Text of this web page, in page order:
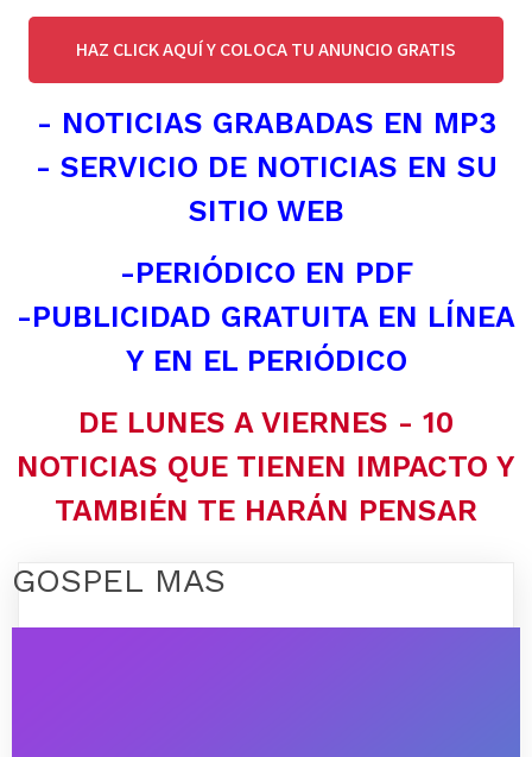
HAZ CLICK AQUÍ Y COLOCA TU ANUNCIO GRATIS
- NOTICIAS GRABADAS EN MP3
- SERVICIO DE NOTICIAS EN SU
SITIO WEB
-PERIÓDICO EN PDF
-PUBLICIDAD GRATUITA EN LÍNEA
Y EN EL PERIÓDICO
DE LUNES A VIERNES - 10
NOTICIAS QUE TIENEN IMPACTO Y
TAMBIÉN TE HARÁN PENSAR
GOSPEL MAS